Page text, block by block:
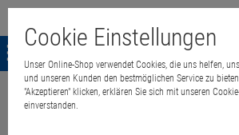
Menü
Weiter einkaufen
Cookie Einstellungen
Unser Online-Shop verwendet Cookies, die uns helfen,
und unseren Kunden den bestmöglichen Service zu
"Akzeptieren" klicken, erklären Sie sich mit unseren
einverstanden.